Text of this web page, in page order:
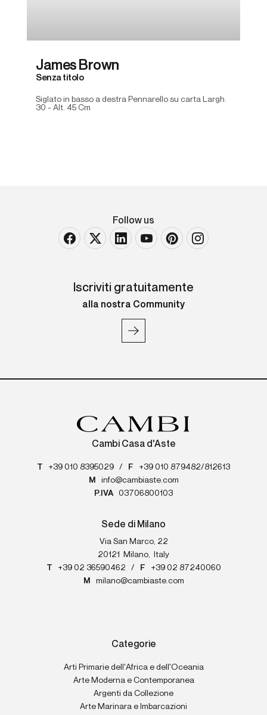
James Brown
Senza titolo
Siglato in basso a destra Pennarello su carta Largh.
30 - Alt. 45 Cm
Follow us
Iscriviti gratuitamente
alla nostra Community
Cambi Casa d'Aste
T +39 010 8395029 / F
+39 010 879482/812613
M
info@cambiaste.com
P.IVA
03706800103
Sede di Milano
Via San Marco, 22
20121
Milano,
Italy
T
+39 02 36590462 / F
+39 02 87240060
M
milano@cambiaste.com
Categorie
Arti Primarie dell'Africa e dell'Oceania
Arte Moderna e Contemporanea
Argenti da Collezione
Arte Marinara e Imbarcazioni